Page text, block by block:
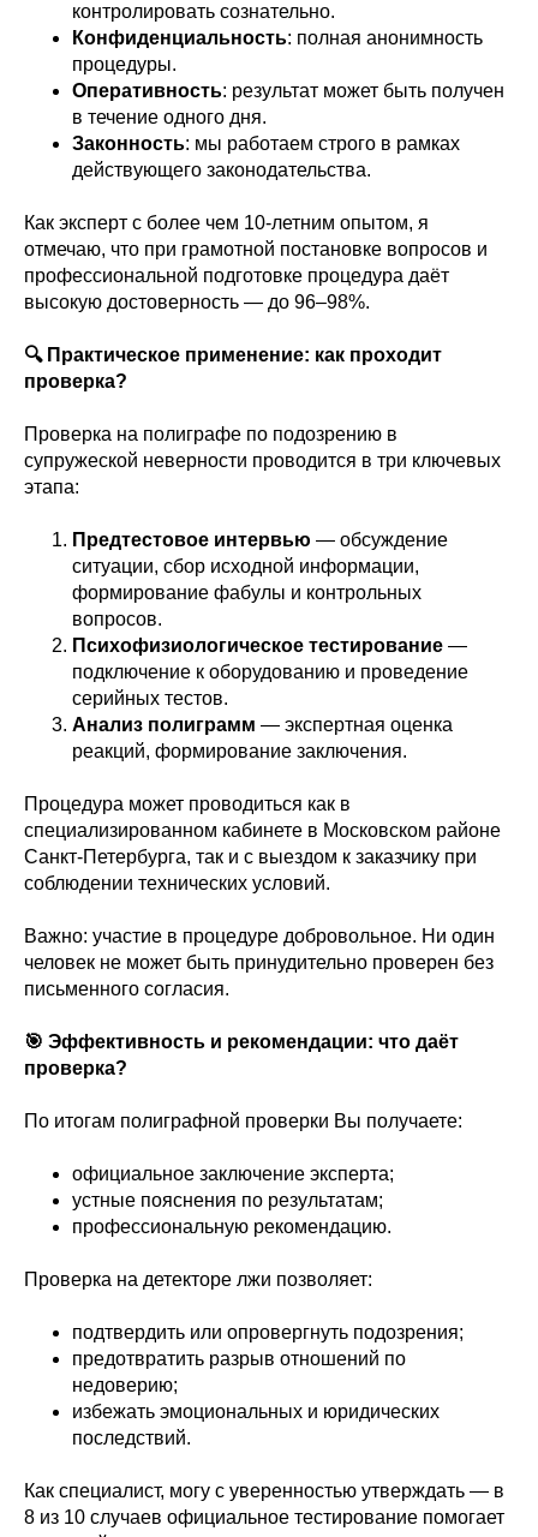
контролировать сознательно.
Конфиденциальность: полная анонимность
процедуры.
Оперативность: результат может быть получен
в течение одного дня.
Законность: мы работаем строго в рамках
действующего законодательства.
Как эксперт с более чем 10-летним опытом, я
отмечаю, что при грамотной постановке вопросов и
профессиональной подготовке процедура даёт
высокую достоверность — до 96–98%.
🔍 Практическое применение: как проходит
проверка?
Проверка на полиграфе по подозрению в
супружеской неверности проводится в три ключевых
этапа:
Предтестовое интервью — обсуждение
ситуации, сбор исходной информации,
формирование фабулы и контрольных
вопросов.
Психофизиологическое тестирование —
подключение к оборудованию и проведение
серийных тестов.
Анализ полиграмм — экспертная оценка
реакций, формирование заключения.
Процедура может проводиться как в
специализированном кабинете в Московском районе
Санкт-Петербурга, так и с выездом к заказчику при
соблюдении технических условий.
Важно: участие в процедуре добровольное. Ни один
человек не может быть принудительно проверен без
письменного согласия.
🎯 Эффективность и рекомендации: что даёт
проверка?
По итогам полиграфной проверки Вы получаете:
официальное заключение эксперта;
устные пояснения по результатам;
профессиональную рекомендацию.
Проверка на детекторе лжи позволяет:
подтвердить или опровергнуть подозрения;
предотвратить разрыв отношений по
недоверию;
избежать эмоциональных и юридических
последствий.
Как специалист, могу с уверенностью утверждать — в
8 из 10 случаев официальное тестирование помогает